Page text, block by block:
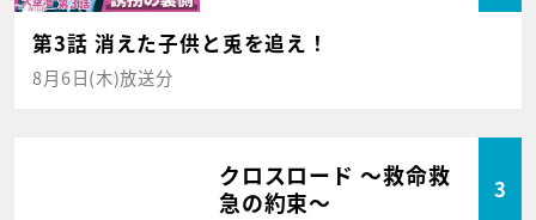
第3話 消えた子供と兎を追え！
8月6日(木)放送分
クロスロード ～救命救
急の約束～
3